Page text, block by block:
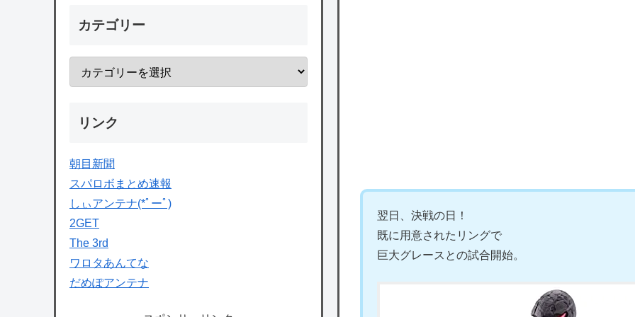
翌日、決戦の日！
既に用意されたリングで
巨大グレースとの試合開始。
カテゴリー
リンク
朝目新聞
スパロボまとめ速報
しぃアンテナ(*ﾟーﾟ)
2GET
The 3rd
ワロタあんてな
だめぽアンテナ